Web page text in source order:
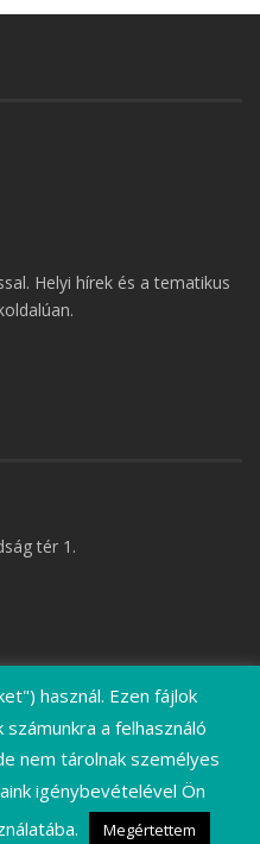
Helyi hírek és a tematikus
tér 1.
• Minden jog fenntartva!
használ. Ezen fájlok
a felhasználó
nem tárolnak személyes
igénybevételével Ön
Megértettem